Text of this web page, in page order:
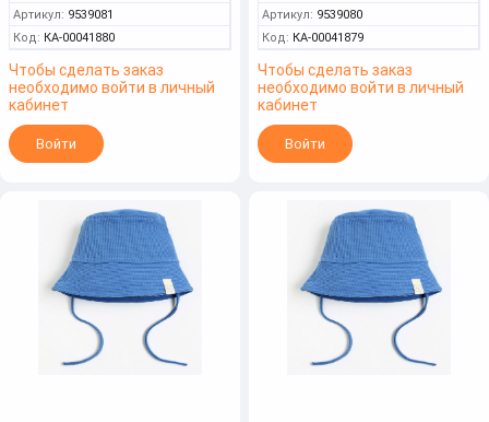
Артикул: 9539081
Код: КА-00041880
Чтобы сделать заказ
необходимо войти в личный
кабинет
Войти
Артикул: 9539080
Код: КА-00041879
Чтобы сделать заказ
необходимо войти в личный
кабинет
Войти